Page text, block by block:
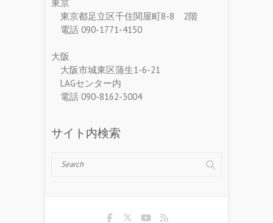
東京
東京都足立区千住関屋町8-8 2階
電話 090-1771-4150
大阪
大阪市城東区蒲生1-6-21
LAGセンター内
電話 090-8162-3004
サイト内検索
Search